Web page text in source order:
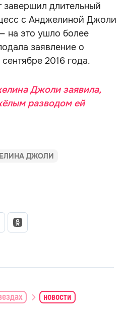
длительный
с Анджелиной Джоли
на это ушло более
заявление о
2016 года.
Джоли заявила,
разводом ей
ДЖОЛИ
новости